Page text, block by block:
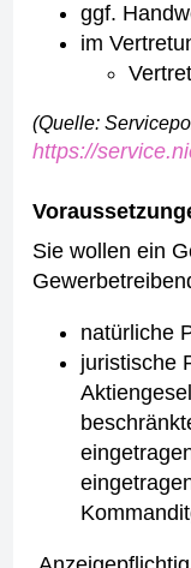
ggf.
im
(Quelle:
https://
Sie wollen ein
natürliche
juristische